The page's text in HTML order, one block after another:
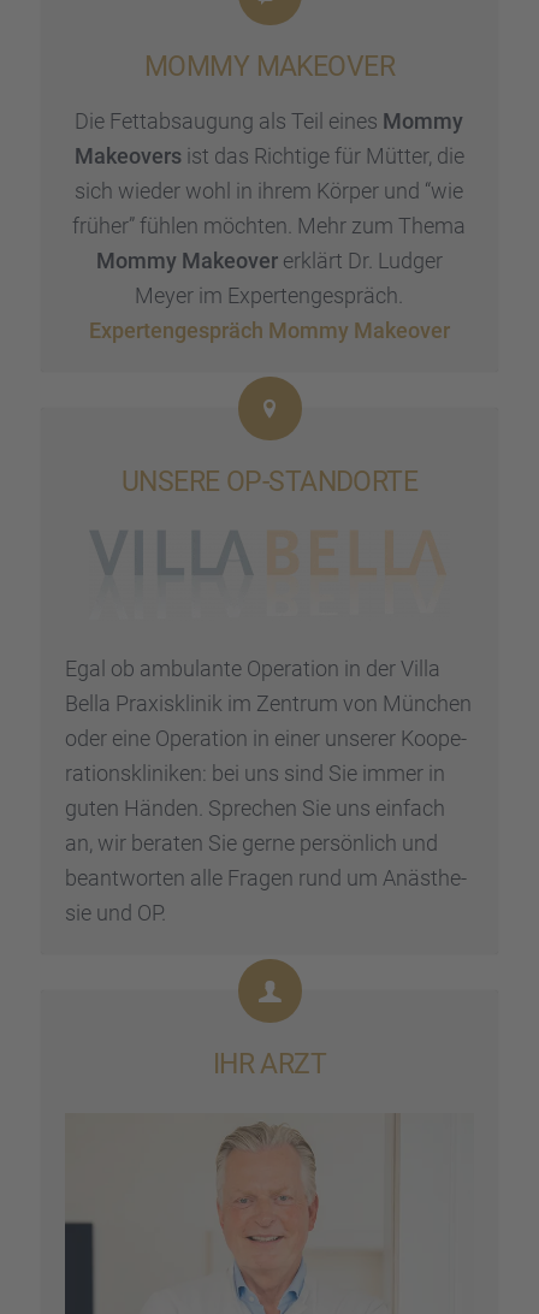
MOMMY MAKEOVER
Die Fettab­sau­gung als Teil eines Mommy
Makeoversist das Richtige für Mütter, die
sich wieder wohl in ihrem Körper und “wie
früher” fühlen möchten. Mehr zum Thema
Mommy Makeovererklärt Dr. Ludger
Meyer im Exper­ten­ge­spräch.
Exper­ten­ge­spräch Mommy Makeover
UNSERE OP-STAND­ORTE
Egal ob ambulante Opera­tion in der Villa
Bella Praxis­kli­nik im Zentrum von München
oder eine Opera­tion in einer unserer Koope­
ra­ti­ons­kli­ni­ken: bei uns sind Sie immer in
guten Händen. Sprechen Sie uns einfach
an, wir beraten Sie gerne persön­lich und
beant­wor­ten alle Fragen rund um Anästhe­
sie und OP.
IHR ARZT